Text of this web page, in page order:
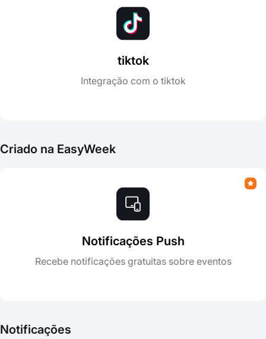
tiktok
Integração com o tiktok
Criado na EasyWeek
Notificações Push
Recebe notificações gratuitas sobre eventos
Notificações